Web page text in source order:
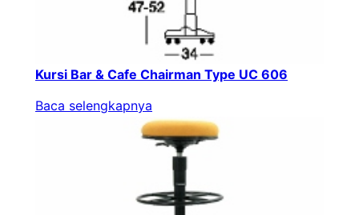
Kursi Bar & Cafe Chairman Type UC 606
Baca selengkapnya